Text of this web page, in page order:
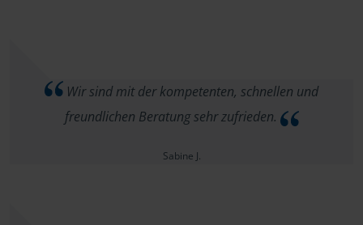
Wir sind mit der kompetenten, schnellen und
freundlichen Beratung sehr zufrieden.
Sabine J.